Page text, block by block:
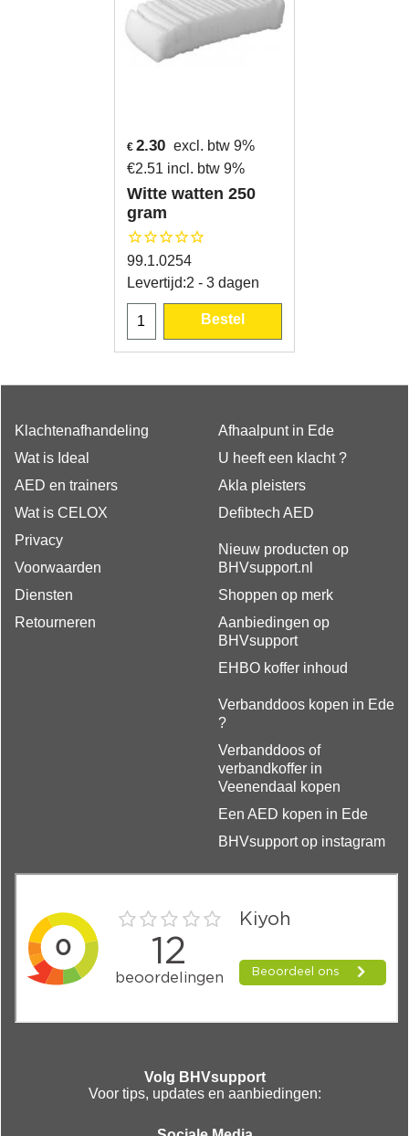
€ 2.30 excl. btw 9%
€2.51 incl. btw 9%
Witte watten 250
gram
99.1.0254
Levertijd:2 - 3 dagen
Bestel
Klachtenafhandeling
Wat is Ideal
AED en trainers
Wat is CELOX
Privacy
Voorwaarden
Diensten
Retourneren
Afhaalpunt in Ede
U heeft een klacht ?
Akla pleisters
Defibtech AED
Nieuw producten op
BHVsupport.nl
Shoppen op merk
Aanbiedingen op
BHVsupport
EHBO koffer inhoud
Verbanddoos kopen in Ede
?
Verbanddoos of
verbandkoffer in
Veenendaal kopen
Een AED kopen in Ede
BHVsupport op instagram
Volg BHVsupport
Voor tips, updates en aanbiedingen: